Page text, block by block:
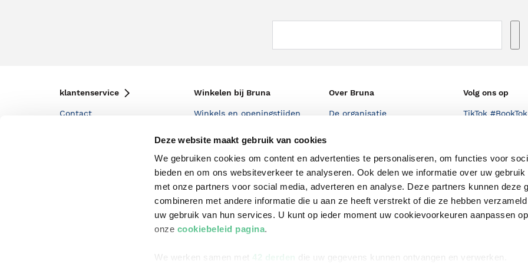
Deze website maakt gebruik van cookies
We gebruiken cookies om content en advertenties te personaliseren, om functies voor
bieden en om ons websiteverkeer te analyseren. Ook delen we informatie over uw
met onze partners voor social media, adverteren en analyse. Deze partners kunnen deze
combineren met andere informatie die u aan ze heeft verstrekt of die ze hebben
uw gebruik van hun services. U kunt op ieder moment uw cookievoorkeuren aanpassen op
onze cookiebeleid pagina.
We werken samen met 42 derden die uw gegevens kunnen ontvangen en verwerken.
klantenservice
Contact
Annuleren & Retourneren
Zakelijk boeken bestellen
Winkelen bij Bruna
Winkels en openingstijden
Cadeaukaarten
Cadeauboxen
Staatsloterij
ING Servicepunten
Over Bruna
De organisatie
Ondernemer worden
De voordelen van Bruna
Responsible Disclosure
Volg ons op
TikTok #BookTok
Instagram